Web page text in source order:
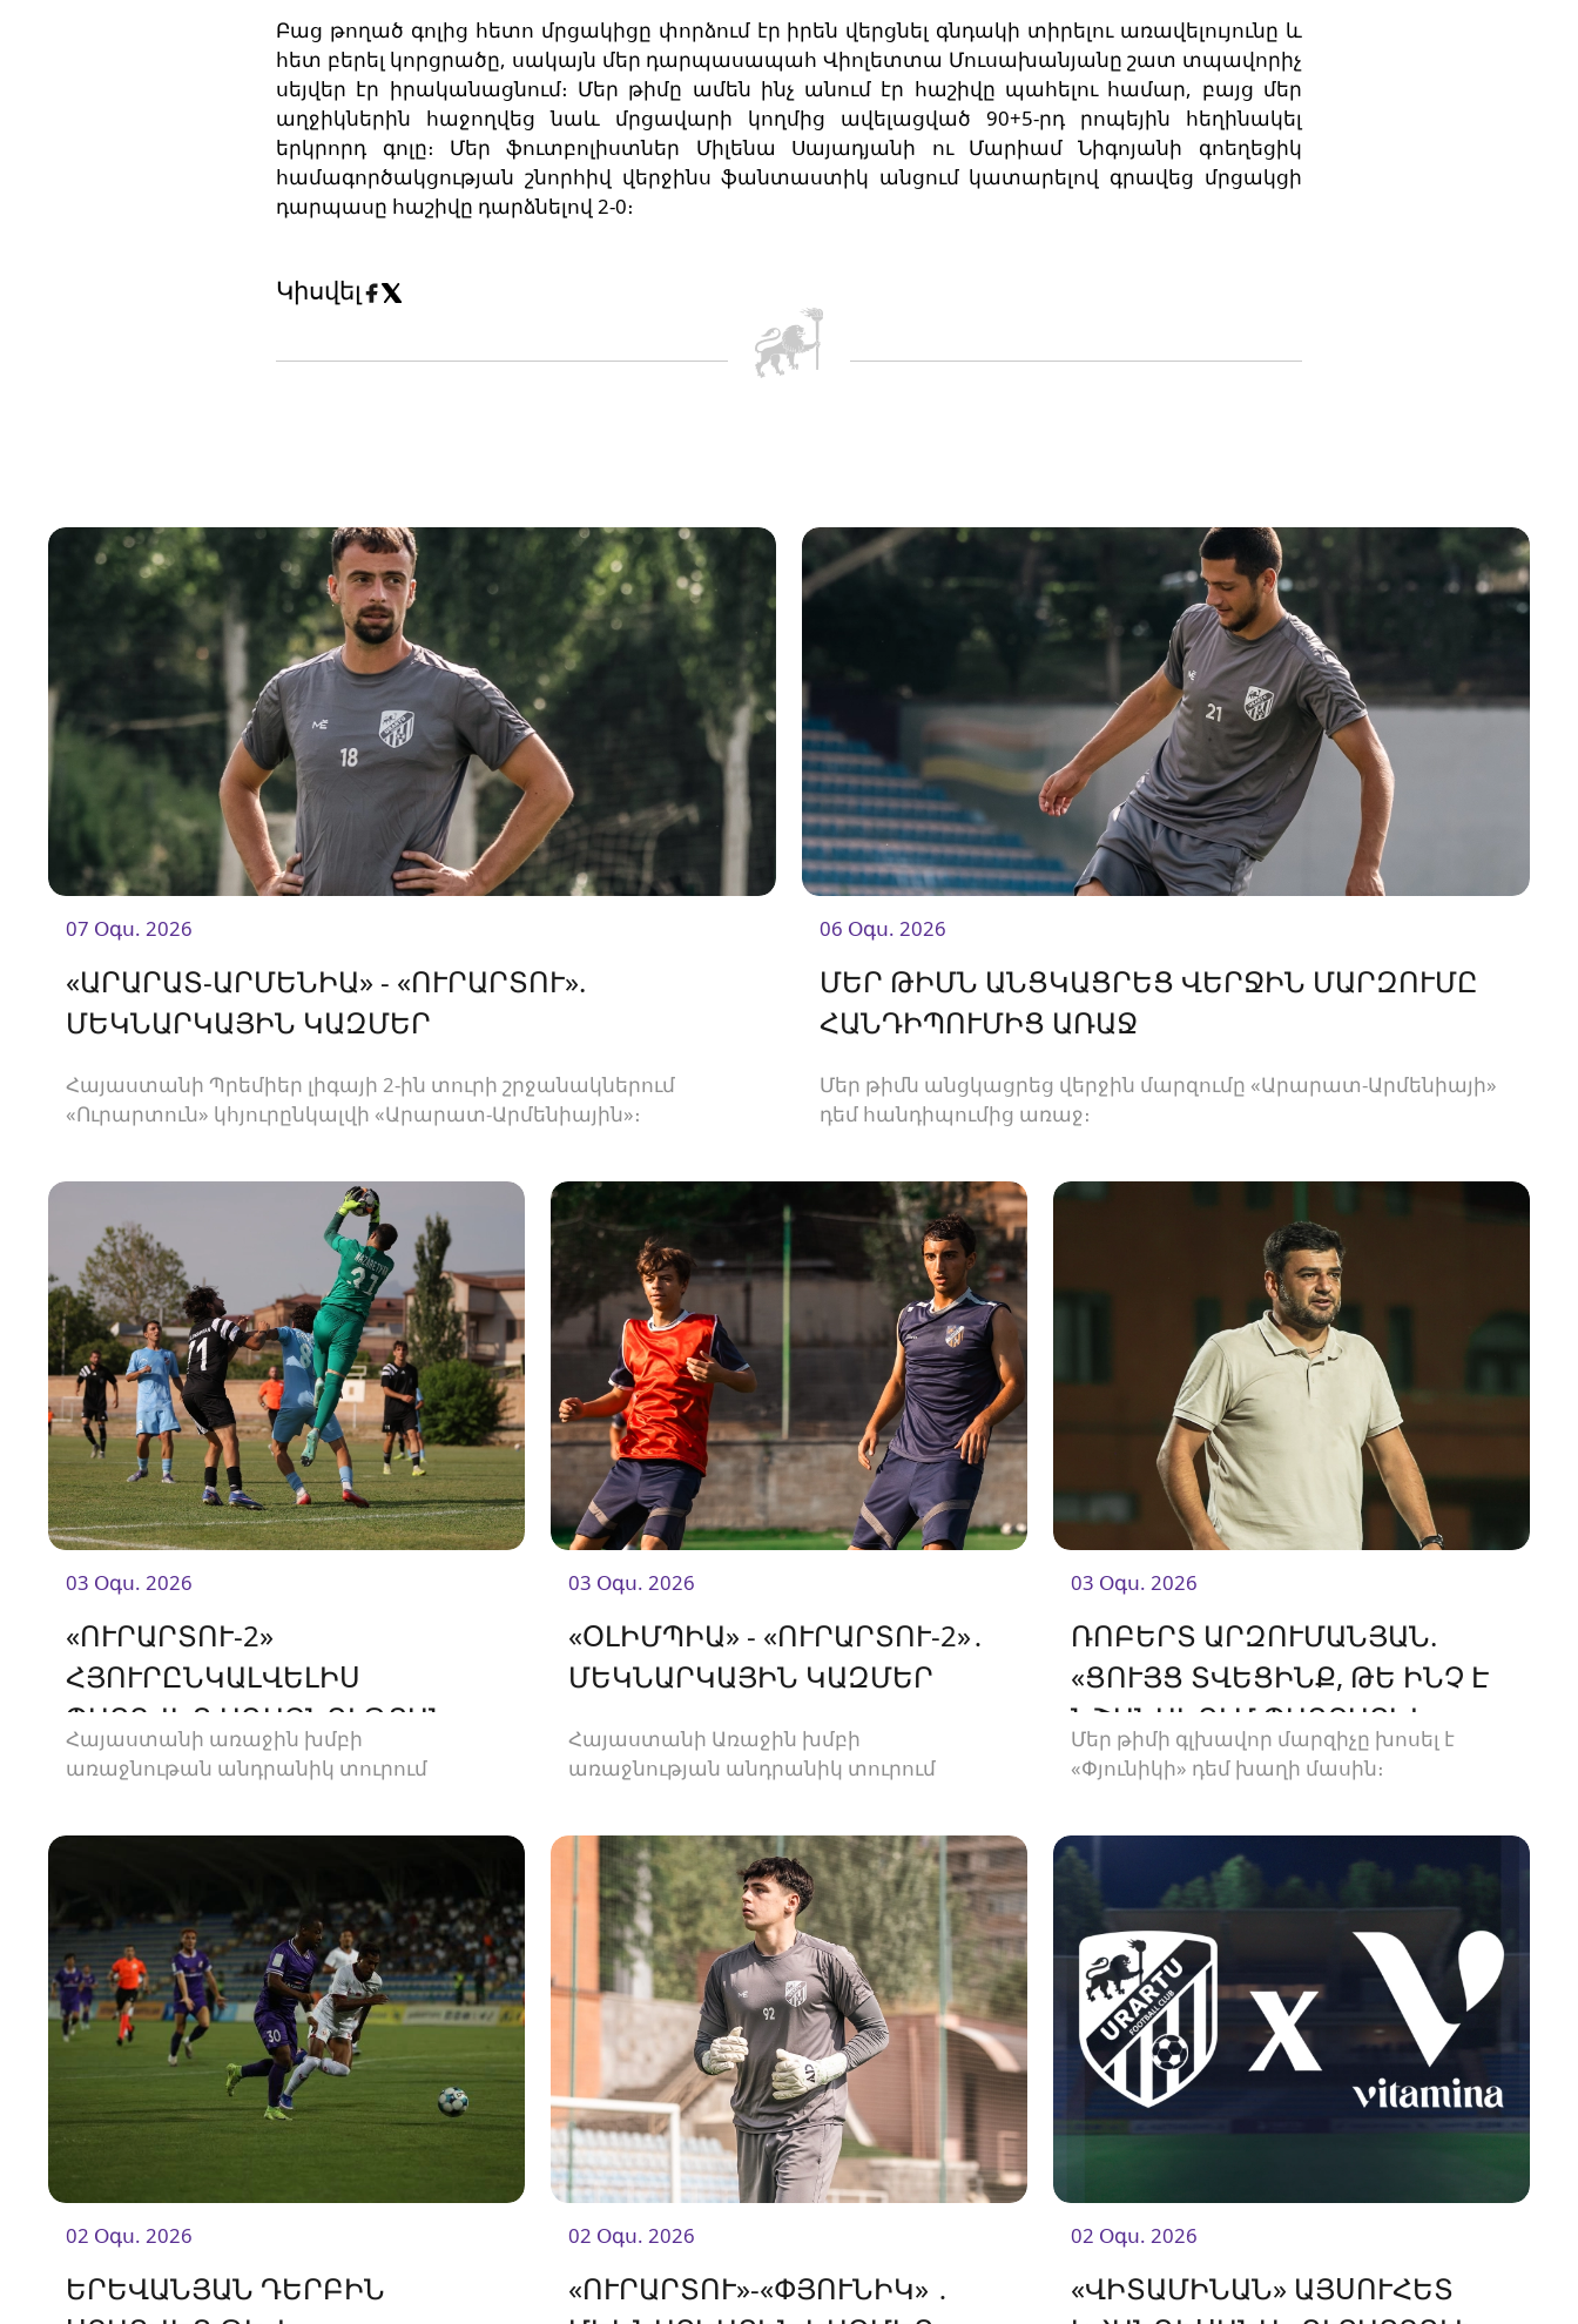
Բաց թողած գոլից հետո մրցակիցը փորձում էր իրեն վերցնել գնդակի տիրելու առավելույունը և
հետ բերել կորցրածը, սակայն մեր դարպասապահ Վիոլետտա Մուսախանյանը շատ տպավորիչ
սեյվեր էր իրականացնում։ Մեր թիմը ամեն ինչ անում էր հաշիվը պահելու համար, բայց մեր
աղջիկներին հաջողվեց նաև մրցավարի կողմից ավելացված 90+5-րդ րոպեյին հեղինակել
երկրորդ գոլը։ Մեր ֆուտբոլիստներ Միլենա Սայադյանի ու Մարիամ Նիգոյանի գոեղեցիկ
համագործակցության շնորհիվ վերջինս ֆանտաստիկ անցում կատարելով գրավեց մրցակցի
դարպասը հաշիվը դարձնելով 2-0։
Կիսվել
07 Օգս. 2026
«ԱՐԱՐԱՏ-ԱՐՄԵՆԻԱ» - «ՈՒՐԱՐՏՈՒ».
ՄԵԿՆԱՐԿԱՅԻՆ ԿԱԶՄԵՐ
Հայաստանի Պրեմիեր լիգայի 2-ին տուրի շրջանակներում
«Ուրարտուն» կհյուրընկալվի «Արարատ-Արմենիային»։
06 Օգս. 2026
ՄԵՐ ԹԻՄՆ ԱՆՑԿԱՑՐԵՑ ՎԵՐՋԻՆ ՄԱՐԶՈՒՄԸ
ՀԱՆԴԻՊՈՒՄԻՑ ԱՌԱՋ
Մեր թիմն անցկացրեց վերջին մարզումը «Արարատ-Արմենիայի»
դեմ հանդիպումից առաջ։
03 Օգս. 2026
«ՈՒՐԱՐՏՈՒ-2»
ՀՅՈՒՐԸՆԿԱԼՎԵԼԻՍ
ՊԱՐՏՎԵՑ ԱՌԱՋՆՈՒԹՅԱՆ
ՆՈՐԵԿԻՆ
Հայաստանի առաջին խմբի
առաջնութան անդրանիկ տուրում
03 Օգս. 2026
«ՕԼԻՄՊԻԱ» - «ՈՒՐԱՐՏՈՒ-2»․
ՄԵԿՆԱՐԿԱՅԻՆ ԿԱԶՄԵՐ
Հայաստանի Առաջին խմբի
առաջնության անդրանիկ տուրում
03 Օգս. 2026
ՌՈԲԵՐՏ ԱՐԶՈՒՄԱՆՅԱՆ.
«ՑՈՒՅՑ ՏՎԵՑԻՆՔ, ԹԵ ԻՆՉ Է
ՆՇԱՆԱԿՈՒՄ ՊԱՅՔԱՐԵԼ»
Մեր թիմի գլխավոր մարզիչը խոսել է
«Փյունիկի» դեմ խաղի մասին։
02 Օգս. 2026
ԵՐԵՎԱՆՅԱՆ ԴԵՐԲԻՆ
02 Օգս. 2026
«ՈՒՐԱՐՏՈՒ»-«ՓՅՈՒՆԻԿ» ․
02 Օգս. 2026
«ՎԻՏԱՄԻՆԱՆ» ԱՅՍՈՒՀԵՏ